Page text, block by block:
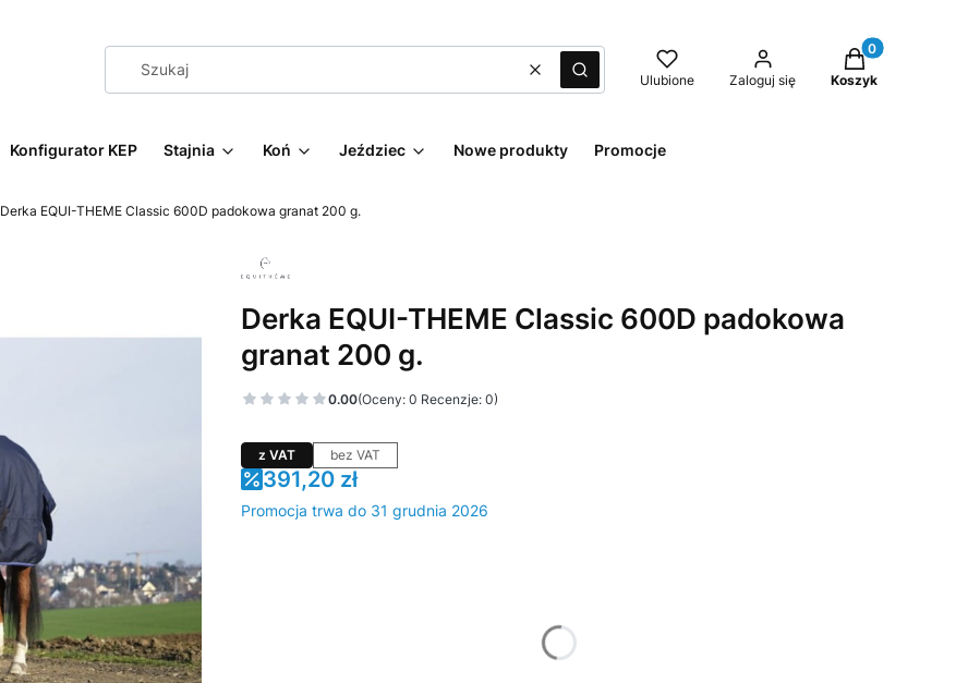
WyczyśćSzukaj Ulubione Zaloguj się
Produkty w
Koszyk
Konfigurator KEP Stajnia Koń Jeździec Nowe produkty Promocje
Derka EQUI-THEME Classic 600D padokowa granat 200 g.
Derka EQUI-THEME Classic 600D padokowa
granat 200 g.
0.00(Oceny: 0 Recenzje: 0)
z VAT bez VAT
391,20 zł
Promocja trwa do 31 grudnia 2026